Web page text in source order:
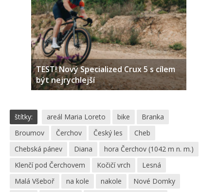
TEST! Nový Specialized Crux 5 s cílem
být nejrychlejší
štítky: areál Maria Loreto bike
Branka
Broumov
Čerchov Český les
Cheb
Chebská pánev
Diana
hora Čerchov (1042 m n. m.)
Klenčí pod Čerchovem
Kočičí vrch
Lesná
Malá Všeboř
na kole nakole
Nové Domky